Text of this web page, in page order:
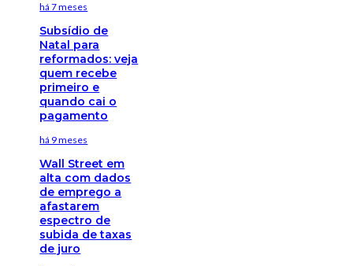
há 7 meses
Subsídio de
Natal para
reformados: veja
quem recebe
primeiro e
quando cai o
pagamento
há 9 meses
Wall Street em
alta com dados
de emprego a
afastarem
espectro de
subida de taxas
de juro